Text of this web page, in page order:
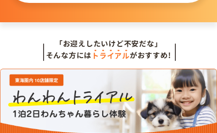
「お迎えしたいけど不安だな」
そんな方には トライアルがおすすめ!